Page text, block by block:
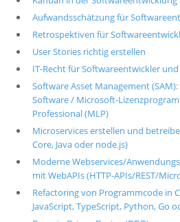
Aufwandsschätzung für
Retrospektiven für
User Stories richtig erstellen
IT-Recht für Softwareentwickler
Software Asset Management
Software / Microsoft-
Professional (MLP)
Microservices erstellen und
Core, Java oder node.js)
Moderne Webservices/
mit WebAPIs (HTTP-APIs/REST/
Refactoring von Programmcode in
JavaScript, TypeScript, Python, Go